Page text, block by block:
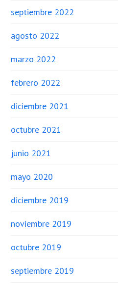
septiembre 2022
agosto 2022
marzo 2022
febrero 2022
diciembre 2021
octubre 2021
junio 2021
mayo 2020
diciembre 2019
noviembre 2019
octubre 2019
septiembre 2019